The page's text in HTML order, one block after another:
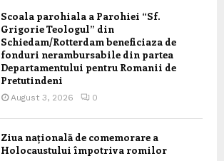
Scoala parohiala a Parohiei “Sf.
Grigorie Teologul” din
Schiedam/Rotterdam beneficiaza de
fonduri nerambursabile din partea
Departamentului pentru Romanii de
Pretutindeni
August 3, 2026 0
Ziua națională de comemorare a
Holocaustului împotriva romilor